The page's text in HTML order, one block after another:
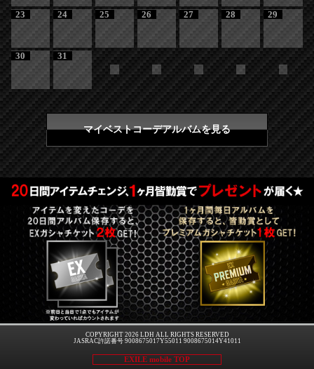
23 24 25 26 27 28 29
30 31
マイベストコーデアルバムを見る
COPYRIGHT 2026 LDH ALL RIGHTS RESERVED
JASRAC許諾番号 9008675017Y55011 9008675014Y41011
EXILE mobile TOP